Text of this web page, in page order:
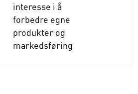
interesse i å
forbedre egne
produkter og
markedsføring